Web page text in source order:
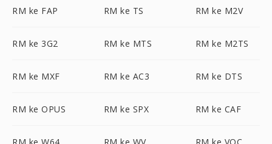
RM ke FAP RM ke TS RM ke M2V
RM ke 3G2 RM ke MTS RM ke M2TS
RM ke MXF RM ke AC3 RM ke DTS
RM ke OPUS RM ke SPX RM ke CAF